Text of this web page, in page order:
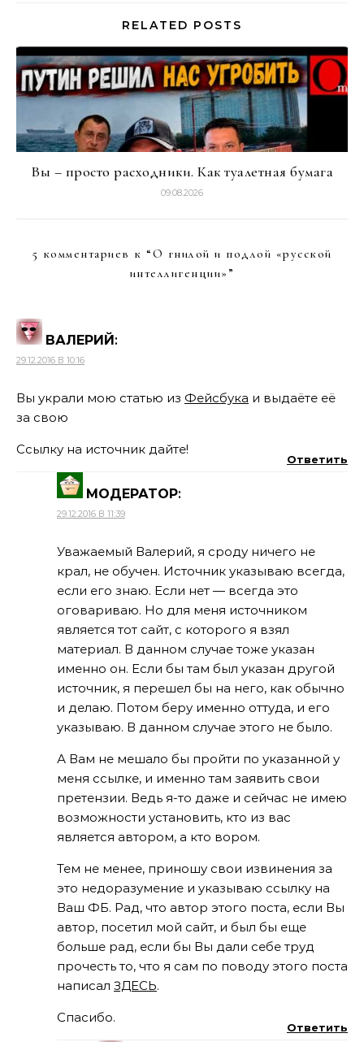
RELATED POSTS
Вы – просто расходники. Как туалетная бумага
09.08.2026
5 комментариев к “О гнилой и подлой «русской
интеллигенции» ”
ВАЛЕРИЙ:
29.12.2016 В 10:16
Вы украли мою статью из Фейсбука и выдаёте её
за свою
Ссылку на источник дайте!
Ответить
МОДЕРАТОР:
29.12.2016 В 11:39
Уважаемый Валерий, я сроду ничего не
крал, не обучен. Источник указываю всегда,
если его знаю. Если нет — всегда это
оговариваю. Но для меня источником
является тот сайт, с которого я взял
материал. В данном случае тоже указан
именно он. Если бы там был указан другой
источник, я перешел бы на него, как обычно
и делаю. Потом беру именно оттуда, и его
указываю. В данном случае этого не было.
А Вам не мешало бы пройти по указанной у
меня ссылке, и именно там заявить свои
претензии. Ведь я-то даже и сейчас не имею
возможности установить, кто из вас
является автором, а кто вором.
Тем не менее, приношу свои извинения за
это недоразумение и указываю ссылку на
Ваш ФБ. Рад, что автор этого поста, если Вы
автор, посетил мой сайт, и был бы еще
больше рад, если бы Вы дали себе труд
прочесть то, что я сам по поводу этого поста
написал ЗДЕСЬ.
Спасибо.
Ответить